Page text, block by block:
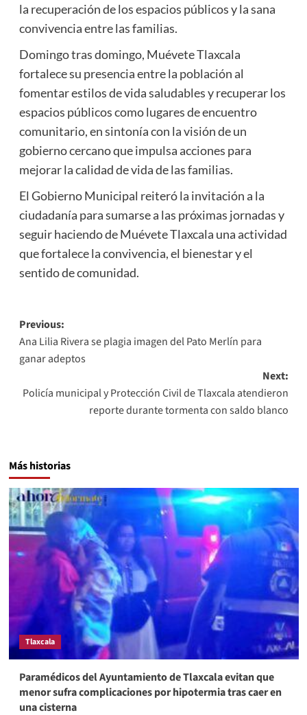
la recuperación de los espacios públicos y la sana
convivencia entre las familias.
Domingo tras domingo, Muévete Tlaxcala
fortalece su presencia entre la población al
fomentar estilos de vida saludables y recuperar los
espacios públicos como lugares de encuentro
comunitario, en sintonía con la visión de un
gobierno cercano que impulsa acciones para
mejorar la calidad de vida de las familias.
El Gobierno Municipal reiteró la invitación a la
ciudadanía para sumarse a las próximas jornadas y
seguir haciendo de Muévete Tlaxcala una actividad
que fortalece la convivencia, el bienestar y el
sentido de comunidad.
Post
navigation
Previous:
Ana Lilia Rivera se plagia imagen del Pato Merlín para
ganar adeptos
Next:
Policía municipal y Protección Civil de Tlaxcala atendieron
reporte durante tormenta con saldo blanco
Más historias
Tlaxcala
Paramédicos del Ayuntamiento de Tlaxcala evitan que
menor sufra complicaciones por hipotermia tras caer en
una cisterna